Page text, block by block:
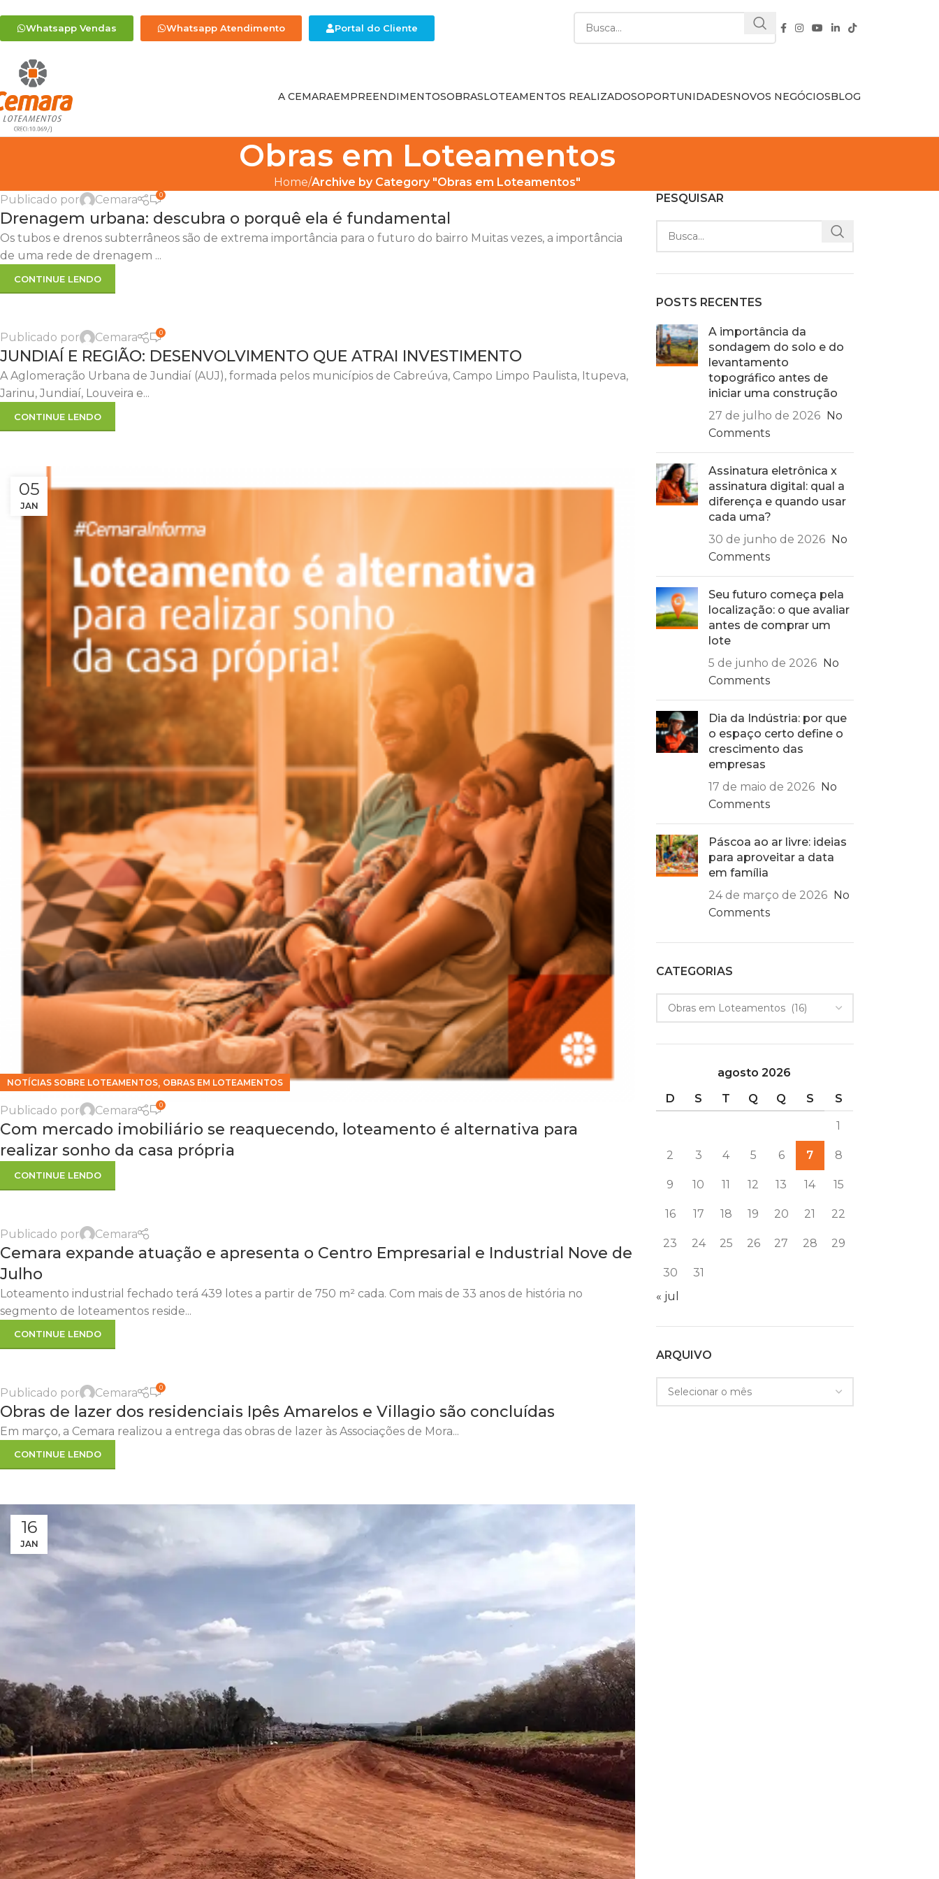
Whatsapp Vendas Whatsapp Atendimento Portal do Cliente
A CEMARAEMPREENDIMENTOSOBRASLOTEAMENTOS REALIZADOSOPORTUNIDADESNOVOS NEGÓCIOSBLOG
Obras em Loteamentos
Home Archive by Category "Obras em Loteamentos"
29
MAR
OBRAS EM LOTEAMENTOS
Publicado por Cemara 0
Drenagem urbana: descubra o porquê ela é fundamental
Os tubos e drenos subterrâneos são de extrema importância para o futuro do bairro Muitas vezes, a importância
de uma rede de drenagem ...
CONTINUE LENDO
18
FEV
Publicado por Cemara 0
JUNDIAÍ E REGIÃO: DESENVOLVIMENTO QUE ATRAI INVESTIMENTO
A Aglomeração Urbana de Jundiaí (AUJ), formada pelos municípios de Cabreúva, Campo Limpo Paulista, Itupeva,
Jarinu, Jundiaí, Louveira e...
CONTINUE LENDO
05
JAN
NOTÍCIAS SOBRE LOTEAMENTOS, OBRAS EM LOTEAMENTOS
Publicado por Cemara 0
Com mercado imobiliário se reaquecendo, loteamento é alternativa para
realizar sonho da casa própria
CONTINUE LENDO
Publicado por Cemara
Cemara expande atuação e apresenta o Centro Empresarial e Industrial Nove de
Julho
Loteamento industrial fechado terá 439 lotes a partir de 750 m² cada. Com mais de 33 anos de história no
segmento de loteamentos reside...
CONTINUE LENDO
Publicado por Cemara 0
Obras de lazer dos residenciais Ipês Amarelos e Villagio são concluídas
Em março, a Cemara realizou a entrega das obras de lazer às Associações de Mora...
CONTINUE LENDO
16
JAN
PESQUISAR
POSTS RECENTES
A importância da
sondagem do solo e do
levantamento
topográfico antes de
iniciar uma construção
27 de julho de 2026 No
Comments
Assinatura eletrônica x
assinatura digital: qual a
diferença e quando usar
cada uma?
30 de junho de 2026 No
Comments
Seu futuro começa pela
localização: o que avaliar
antes de comprar um
lote
5 de junho de 2026 No
Comments
Dia da Indústria: por que
o espaço certo define o
crescimento das
empresas
17 de maio de 2026 No
Comments
Páscoa ao ar livre: ideias
para aproveitar a data
em família
24 de março de 2026 No
Comments
CATEGORIAS
agosto 2026
D
S T Q Q S S
1
2 3 4 5 6 7 8
9 10 11 12 13 14 15
16 17 18 19 20 21 22
23 24 25 26 27 28 29
30
31
« jul
ARQUIVO